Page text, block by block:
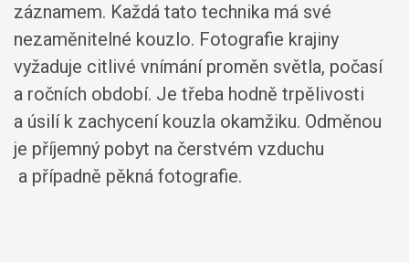
záznamem. Každá tato technika má své
nezaměnitelné kouzlo. Fotografie krajiny
vyžaduje citlivé vnímání proměn světla, počasí
a ročních období. Je třeba hodně trpělivosti
a úsilí k zachycení kouzla okamžiku. Odměnou
je příjemný pobyt na čerstvém vzduchu
a případně pěkná fotografie.